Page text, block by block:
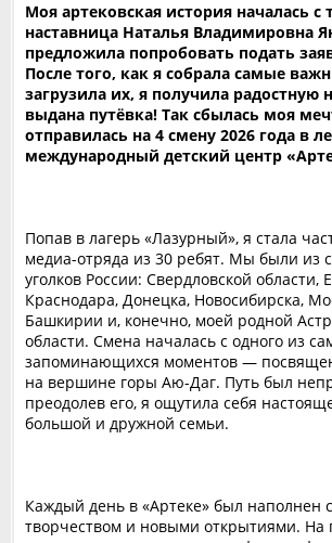
Моя артековская история началась с
наставница Наталья Владимировна
предложила попробовать подать
После того, как я собрала самые
загрузила их, я получила радостную
выдана путёвка! Так сбылась моя
отправилась на 4 смену 2026 года в
международный детский центр
Попав в лагерь «Лазурный», я стала
медиа-отряда из 30 ребят. Мы были из
уголков России: Свердловской области,
Краснодара, Донецка, Новосибирска,
Башкирии и, конечно, моей родной
области. Смена началась с одного из
запоминающихся моментов —
на вершине горы Аю-Даг. Путь был
преодолев его, я ощутила себя
большой и дружной семьи.
Каждый день в «Артеке» был наполнен
творчеством и новыми открытиями.